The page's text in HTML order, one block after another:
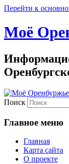
Перейти к
Моё
Поиск
Главное меню
Главная
Карта сайта
О проекте